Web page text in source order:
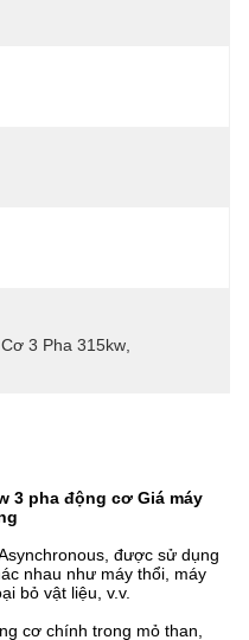
3 Pha 315kw
3 pha động cơ Giá máy
được sử dụng
nhau như máy thổi, máy
bỏ vật liệu, v.v.
cơ chính trong mỏ than,